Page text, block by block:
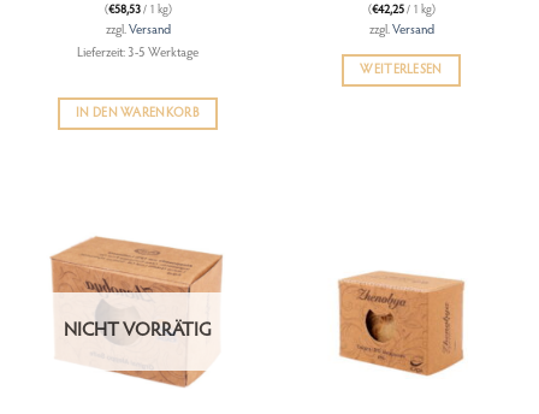
(€58,53/ 1 kg)
zzgl.Versand
Lieferzeit: 3-5 Werktage
IN DEN WARENKORB
(€42,25/ 1 kg)
zzgl.Versand
WEITERLESEN
NICHT VORRÄTIG